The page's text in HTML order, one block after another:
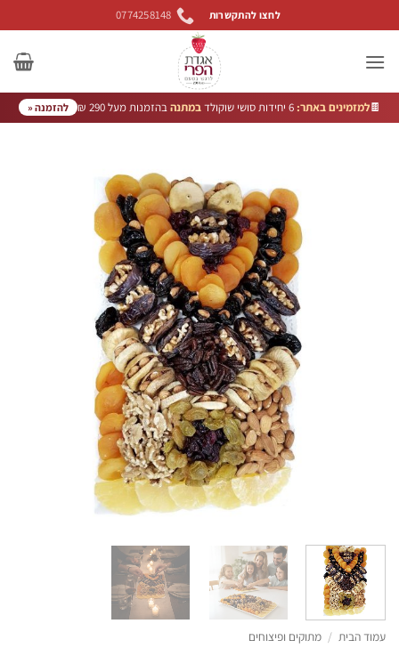
to
content
לחצו להתקשרות 0774258148
🍫למזמינים באתר: 6 יחידות סושי שוקולד במתנהבהזמנות מעל 290 ₪ להזמנה «
עמוד הבית / מתוקים ופיצוחים